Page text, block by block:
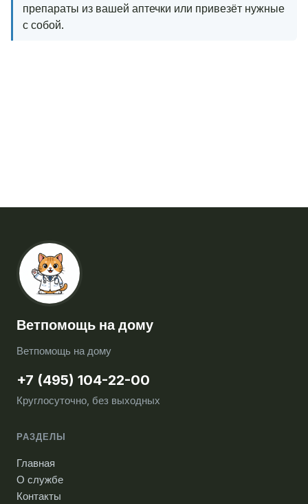
препараты из вашей аптечки или привезёт нужные
с собой.
Ветпомощь на дому
Ветпомощь на дому
+7 (495) 104-22-00
Круглосуточно, без выходных
РАЗДЕЛЫ
Главная
О службе
Контакты